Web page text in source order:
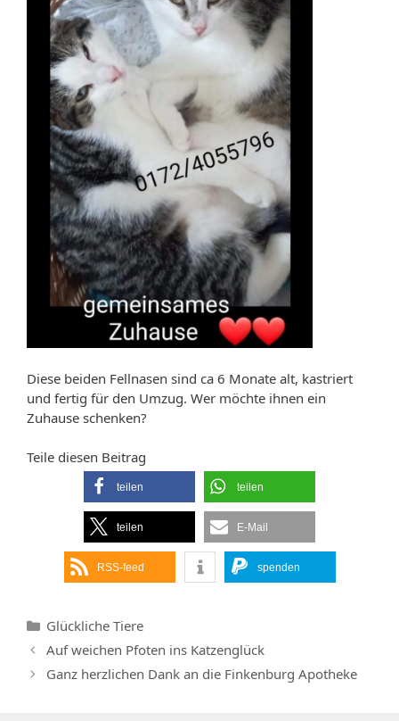
Diese beiden Fellnasen sind ca 6 Monate alt, kastriert
und fertig für den Umzug. Wer möchte ihnen ein
Zuhause schenken?
Teile diesen Beitrag
teilen teilen
teilen E-Mail
RSS-feed spenden
Kategorien
Glückliche Tiere
Auf weichen Pfoten ins Katzenglück
Ganz herzlichen Dank an die Finkenburg Apotheke